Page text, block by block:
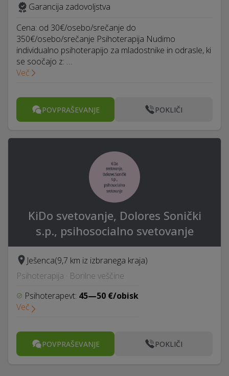
Garancija zadovoljstva
Cena: od 30€/osebo/srečanje do
350€/osebo/srečanje Psihoterapija Nudimo
individualno psihoterapijo za mladostnike in odrasle, ki
se soočajo z: …
Več
POVPRAŠEVANJE POKLIČI
KiDo svetovanje, Dolores Sonički
s.p., psihosocialno svetovanje
Ješenca(9,7 km iz izbranega kraja)
Psihoterapija · Borilne veščine
Psihoterapevt: 45—50 €/obisk
Več
POVPRAŠEVANJE POKLIČI